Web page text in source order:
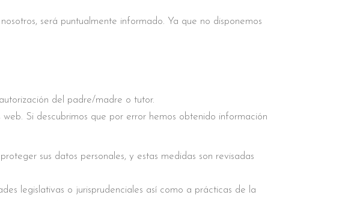
será puntualmente informado. Ya que no disponemos
del padre/madre o tutor.
Si descubrimos que por error hemos obtenido información
sus datos personales, y estas medidas son revisadas
legislativas o jurisprudenciales así como a prácticas de la